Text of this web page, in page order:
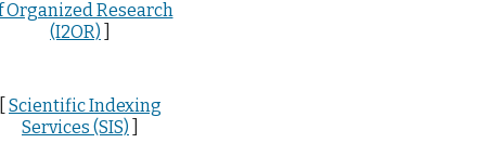
Organized Research
(I2OR)
Scientific Indexing
Services (SIS)